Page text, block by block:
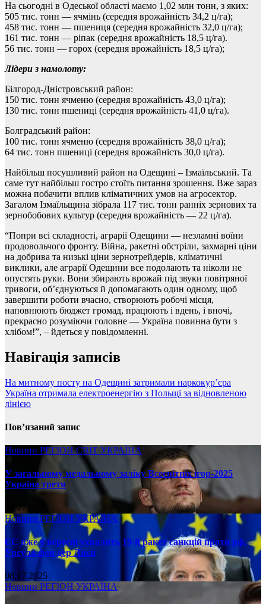
На сьогодні в Одеської області маємо 1,02 млн тонн, з яких:
505 тис. тонн — ячмінь (середня врожайність 34,2 ц/га);
458 тис. тонн — пшениця (середня врожайність 32,0 ц/га);
161 тис. тонн — ріпак (середня врожайність 18,5 ц/га).
56 тис. тонн — горох (середня врожайність 18,5 ц/га);
Лідери з намолоту:
Білгород-Дністровський район:
150 тис. тонн ячменю (середня врожайність 43,0 ц/га);
130 тис. тонн пшениці (середня врожайність 41,0 ц/га).
Болградський район:
100 тис. тонн ячменю (середня врожайність 38,0 ц/га);
64 тис. тонн пшениці (середня врожайність 30,0 ц/га).
Найбільш посушливий район на Одещині – Ізмаїльський. Та
саме тут найбільш гостро стоїть питання зрошення. Вже зараз
можна побачити вплив кліматичних умов на агросектор.
Загалом Ізмаїльщина зібрала 117 тис. тонн ранніх зернових та
зернобобових культур (середня врожайність — 22 ц/га).
“Попри всі складності, аграрії Одещини — незламні воїни
продовольчого фронту. Війна, ракетні обстріли, захмарні ціни
на добрива та низькі ціни зернотрейдерів, кліматичні
виклики, але аграрії Одещини все подолають та ніколи не
опустять руки. Вони збирають врожай під звуки повітряної
тривоги, об’єднуються й допомагають один одному, щоб
завершити роботи вчасно, створюють робочі місця,
наповнюють бюджет громад, працюють і вдень, і вночі,
прекрасно розуміючи головне — Україна повинна бути з
хлібом!”, – йдеться у повідомленні.
Навігація записів
На митному посту на Одещині затримали наркокур’єра
Україна отримала електроенергію з Польщі за відновленою
лінією
Пов’язаний запис
Новини РЕГІОНСВІТ УКРАЇНА
У загальному медальному заліку Всесвітніх ігор-2025
Україна третя
08.17.2025
НовиниРЕГІОН УКРАЇНА
ЄС вже у вересні ухвалить 19-й ракет санкцій проти рф, –
Урсула фон дер Ляєн
08.17.2025
Новини РЕГІОН УКРАЇНА